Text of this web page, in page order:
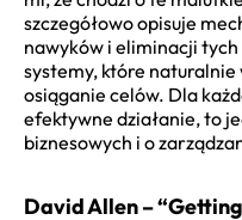
szczegółowo opisuje
nawyków i eliminacji tych
systemy, które
osiąganie celów. Dla
efektywne działanie, to
biznesowych i o
David Allen –